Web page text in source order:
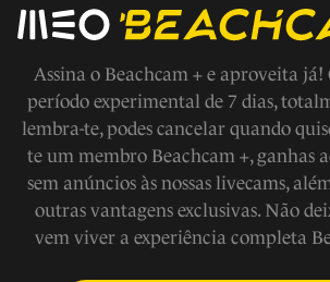
Evite fazer barulho
Respeite os modos de vida e
flora
Não tire nada a não ser fotografias
Assina o Beachcam + e aproveita já!
período experimental de 7 dias,
lembra-te, podes cancelar quando
te um membro Beachcam +, ganhas
sem anúncios às nossas livecams,
outras vantagens exclusivas. Não
vem viver a experiência completa